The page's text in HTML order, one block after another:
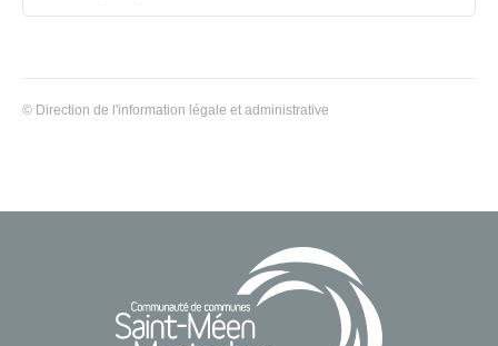
© Direction de l'information légale et administrative